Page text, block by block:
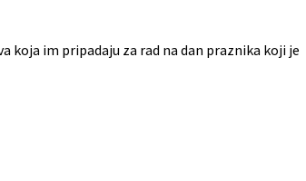
koja im pripadaju za rad na dan praznika koji je